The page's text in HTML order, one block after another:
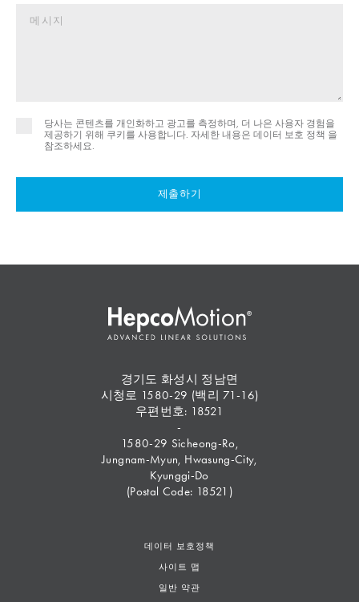
당사는 콘텐츠를 개인화하고 광고를 측정하며, 더 나은 사용자 경험을
제공하기 위해 쿠키를 사용합니다. 자세한 내용은 데이터 보호 정책 을
참조하세요.
제출하기
경기도 화성시 정남면
시청로 1580-29 (백리 71-16)
우편번호: 18521
-
1580-29 Sicheong-Ro,
Jungnam-Myun, Hwasung-City,
Kyunggi-Do
(Postal Code: 18521)
데이터 보호정책
사이트 맵
일반 약관